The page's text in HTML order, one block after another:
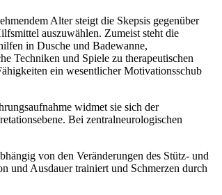
Alter steigt die Skepsis gegenüber
auszuwählen. Zumeist steht die
in Dusche und Badewanne,
Techniken und Spiele zu therapeutischen
ein wesentlicher Motivationsschub
widmet sie sich der
Bei zentralneurologischen
von den Veränderungen des Stütz- und
und Ausdauer trainiert und Schmerzen durch